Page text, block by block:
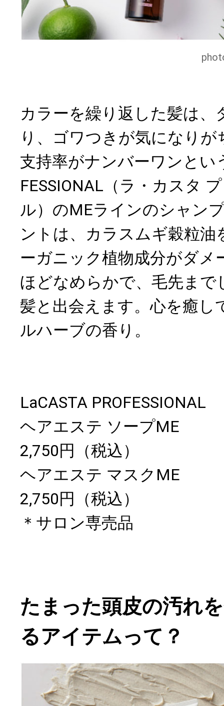
カラーを繰り返した髪は、
り、ゴワつきが気になり
支持率がナンバーワンとい
FESSIONAL（ラ・カスタ
ル）のMEラインのシャン
ントは、カラスムギ穀粒
ーガニック植物成分がダメ
ほどなめらかで、毛先まで
髪と出会えます。心を癒し
ルハーブの香り。
LaCASTA PROFESSIONAL
ヘアエステ ソープME
2,750円（税込）
ヘアエステ マスクME
2,750円（税込）
＊サロン専売品
たまった頭皮の汚れ
るアイテムって？